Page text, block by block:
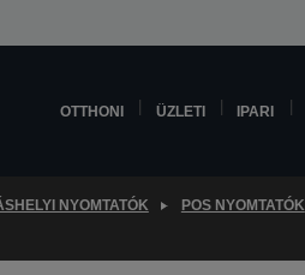
OTTHONI ÜZLETI IPARI
NYOMTATÓK POS NYOMTATÓK